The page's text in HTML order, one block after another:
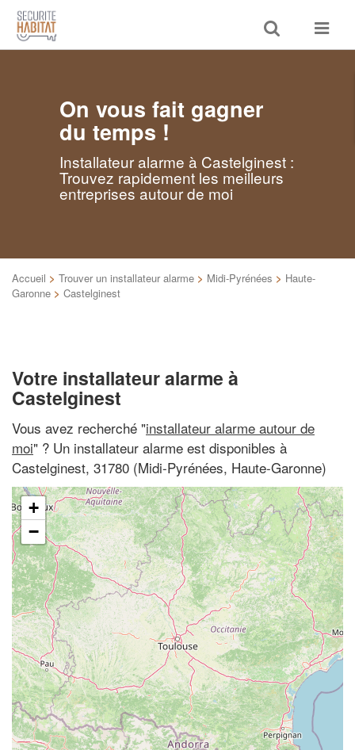
Toggle
search
Toggle
On vous fait gagner
du temps !
Installateur alarme à Castelginest :
Trouvez rapidement les meilleurs
entreprises autour de moi
Accueil > Trouver un installateur alarme > Midi-Pyrénées > Haute-
Garonne > Castelginest
Votre installateur alarme à
Castelginest
Vous avez recherché "installateur alarme autour de
moi" ? Un installateur alarme est disponibles à
Castelginest, 31780 (Midi-Pyrénées, Haute-Garonne)
+
−